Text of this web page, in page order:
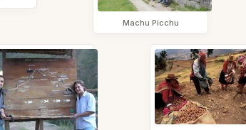
Machu Picchu